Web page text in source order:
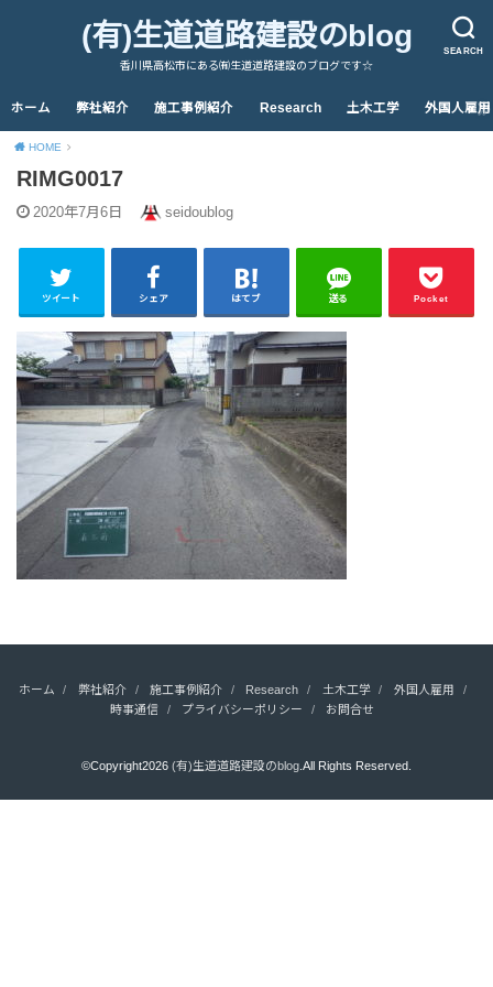
SEARCH
(有)生道道路建設のblog
香川県高松市にある㈲生道道路建設のブログです☆
ホーム 弊社紹介 施工事例紹介 Research 土木工学 外国人雇用
HOME
RIMG0017
2020年7月6日 seidoublog
ツイート シェア はてブ 送る Pocket
ホーム 弊社紹介 施工事例紹介 Research 土木工学
外国人雇用
時事通信
プライバシーポリシー お問合せ
©Copyright2026 (有)生道道路建設のblog.All Rights Reserved.